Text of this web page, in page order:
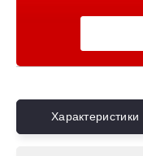
Характеристики